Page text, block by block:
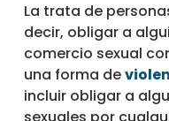
La trata de
decir, obligar a
comercio sexual
una forma de
incluir obligar a